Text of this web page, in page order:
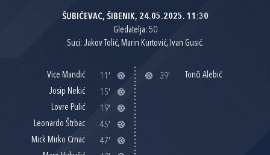
ŠUBIĆEVAC, ŠIBENIK, 24.05.2025. 11:30
Gledatelja: 50
Suci: Jakov Tolić, Marin Kurtović, Ivan Gusić.
Vice Mandić
11'
Josip Nekić
15'
Lovre Pulić
19'
Leonardo Štrbac
45'
Mick Mirko Crnac
47'
39' Tonči Alebić